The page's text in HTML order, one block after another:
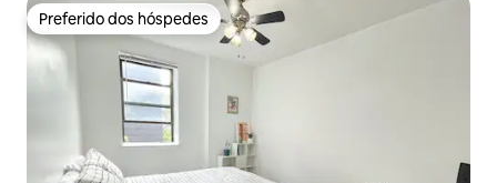
Preferido dos hóspedes
Preferido dos hóspedes